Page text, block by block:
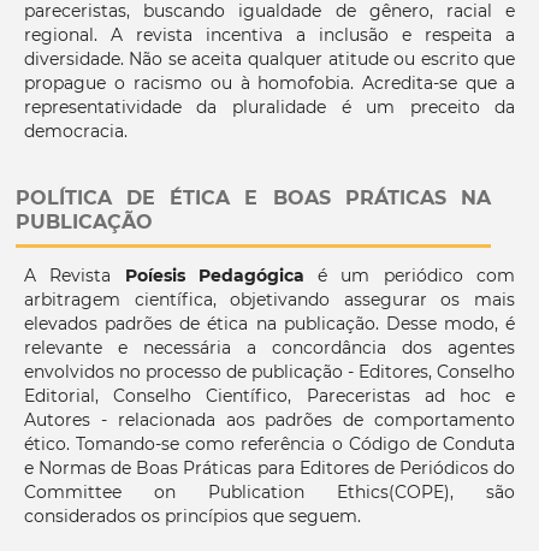
pareceristas, buscando igualdade de gênero, racial e
regional. A revista incentiva a inclusão e respeita a
diversidade. Não se aceita qualquer atitude ou escrito que
propague o racismo ou à homofobia. Acredita-se que a
representatividade da pluralidade é um preceito da
democracia.
POLÍTICA DE ÉTICA E BOAS PRÁTICAS NA
PUBLICAÇÃO
A Revista Poíesis Pedagógica é um periódico com
arbitragem científica, objetivando assegurar os mais
elevados padrões de ética na publicação. Desse modo, é
relevante e necessária a concordância dos agentes
envolvidos no processo de publicação - Editores, Conselho
Editorial, Conselho Científico, Pareceristas ad hoc e
Autores - relacionada aos padrões de comportamento
ético. Tomando-se como referência o Código de Conduta
e Normas de Boas Práticas para Editores de Periódicos do
Committee on Publication Ethics(COPE), são
considerados os princípios que seguem.